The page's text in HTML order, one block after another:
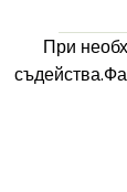
При